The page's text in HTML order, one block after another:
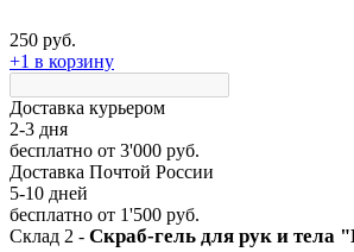
250 руб.
+1 в корзину
Доставка курьером
2-3 дня
бесплатно от 3'000 руб.
Доставка Почтой России
5-10 дней
бесплатно от 1'500 руб.
Склад 2 - Скраб-гель для рук и